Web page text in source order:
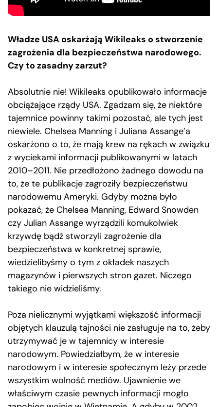
Władze USA oskarżają Wikileaks o stworzenie
zagrożenia dla bezpieczeństwa narodowego.
Czy to zasadny zarzut?
Absolutnie nie! Wikileaks opublikowało informacje
obciążające rządy USA. Zgadzam się, że niektóre
tajemnice powinny takimi pozostać, ale tych jest
niewiele. Chelsea Manning i Juliana Assange’a
oskarżono o to, że mają krew na rękach w związku
z wyciekami informacji publikowanymi w latach
2010–2011. Nie przedłożono żadnego dowodu na
to, że te publikacje zagroziły bezpieczeństwu
narodowemu Ameryki. Gdyby można było
pokazać, że Chelsea Manning, Edward Snowden
czy Julian Assange wyrządzili komukolwiek
krzywdę bądź stworzyli zagrożenie dla
bezpieczeństwa w konkretnej sprawie,
wiedzielibyśmy o tym z okładek naszych
magazynów i pierwszych stron gazet. Niczego
takiego nie widzieliśmy.
Poza nielicznymi wyjątkami większość informacji
objętych klauzulą tajności nie zasługuje na to, żeby
utrzymywać je w tajemnicy w interesie
narodowym. Powiedziałbym, że w interesie
narodowym i w interesie społecznym leży przede
wszystkim wolność mediów. Ujawnienie we
właściwym czasie pewnych informacji mogło